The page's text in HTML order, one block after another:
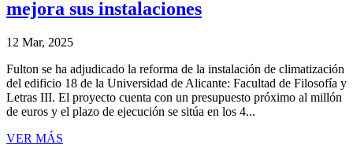
mejora sus instalaciones
12 Mar, 2025
Fulton se ha adjudicado la reforma de la instalación de climatización
del edificio 18 de la Universidad de Alicante: Facultad de Filosofía y
Letras III. El proyecto cuenta con un presupuesto próximo al millón
de euros y el plazo de ejecución se sitúa en los 4...
VER MÁS